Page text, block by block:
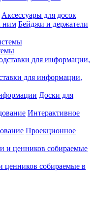
Аксессуары для досок
Бейджи и держатели
для информации,
Доски для
Интерактивное
Проекционное
собираемые в